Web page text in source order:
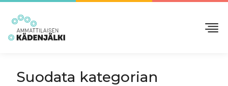
Suodata kategorian